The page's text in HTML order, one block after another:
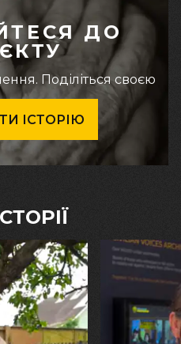
ДО
Поділіться своєю
ІСТОРІЮ